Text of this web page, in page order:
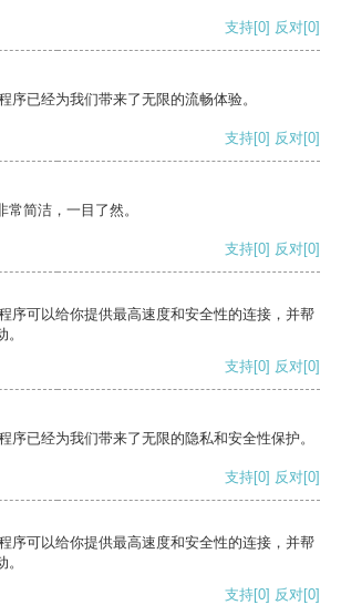
支持[0] 反对[0]
序已经为我们带来了无限的流畅体验。
支持[0] 反对[0]
简洁，一目了然。
支持[0] 反对[0]
序可以给你提供最高速度和安全性的连接，并帮
支持[0] 反对[0]
序已经为我们带来了无限的隐私和安全性保护。
支持[0] 反对[0]
序可以给你提供最高速度和安全性的连接，并帮
支持[0] 反对[0]